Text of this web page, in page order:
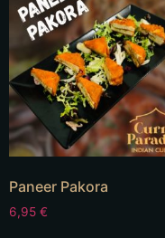
Paneer Pakora
6,95 €